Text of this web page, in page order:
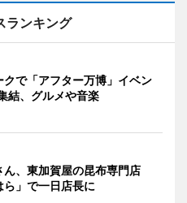
ランキング
クで「アフター万博」イベン
結、グルメや音楽
ん、東加賀屋の昆布専門店
ら」で一日店長に